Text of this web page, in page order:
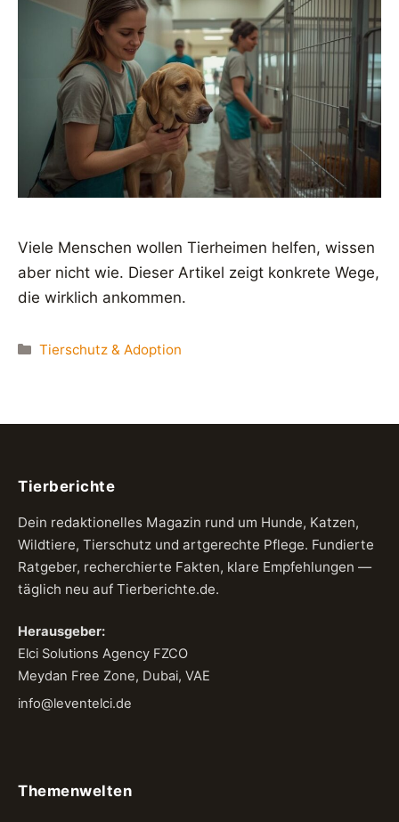
Viele Menschen wollen Tierheimen helfen, wissen
aber nicht wie. Dieser Artikel zeigt konkrete Wege,
die wirklich ankommen.
Kategorien
Tierschutz & Adoption
Tierberichte
Dein redaktionelles Magazin rund um Hunde, Katzen,
Wildtiere, Tierschutz und artgerechte Pflege. Fundierte
Ratgeber, recherchierte Fakten, klare Empfehlungen —
täglich neu auf Tierberichte.de.
Herausgeber:
Elci Solutions Agency FZCO
Meydan Free Zone, Dubai, VAE
info@leventelci.de
Themenwelten